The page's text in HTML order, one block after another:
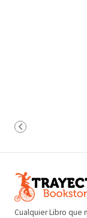
Cualquier Libro que